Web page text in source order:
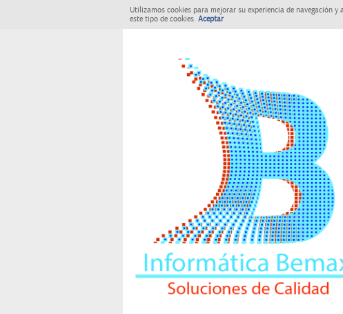
Utilizamos cookies para mejorar su experiencia de navegación
este tipo de cookies. Aceptar